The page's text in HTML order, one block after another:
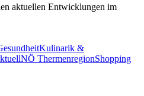
aktuellen Entwicklungen im
Kulinarik &
NÖ ThermenregionShopping